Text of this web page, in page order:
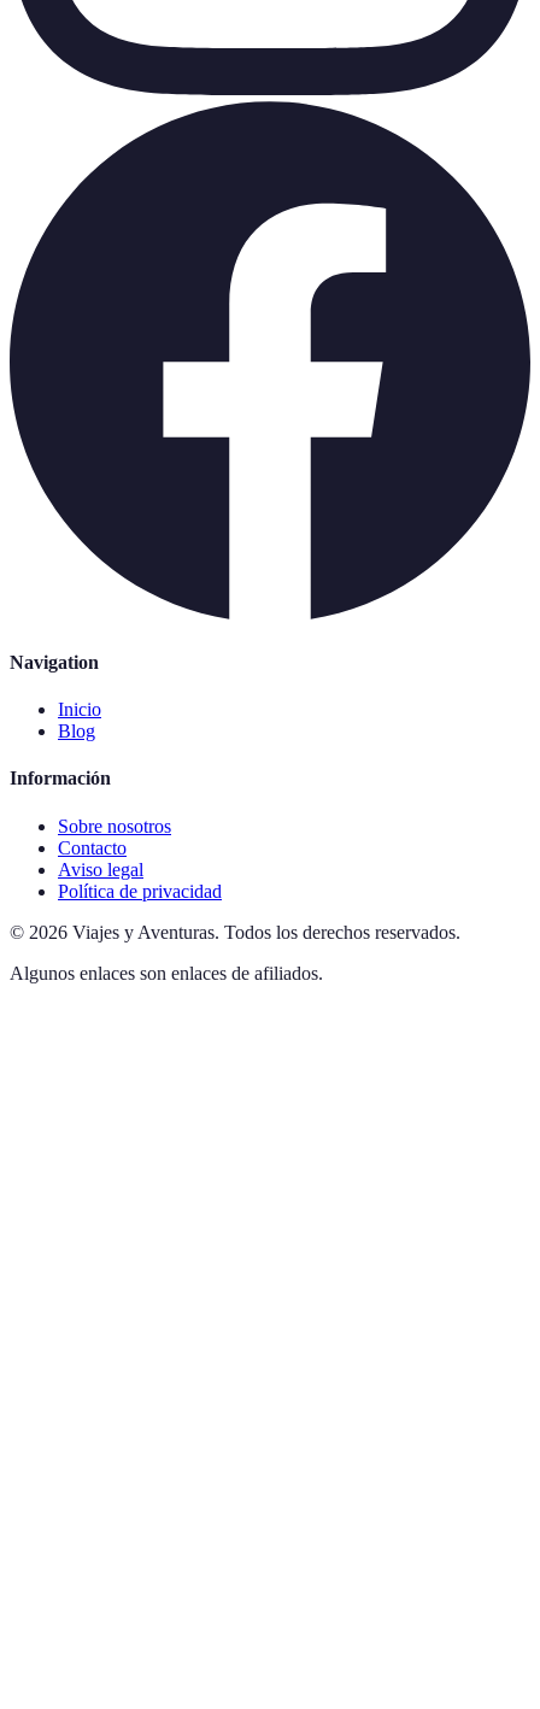
Navigation
Inicio
Blog
Información
Sobre nosotros
Contacto
Aviso legal
Política de privacidad
© 2026 Viajes y Aventuras. Todos los derechos reservados.
Algunos enlaces son enlaces de afiliados.